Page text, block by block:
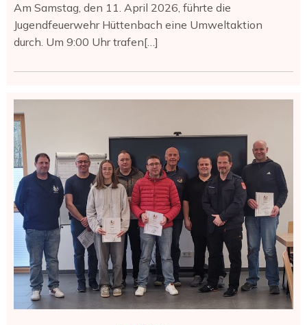
Am Samstag, den 11. April 2026, führte die
Jugendfeuerwehr Hüttenbach eine Umweltaktion
durch. Um 9:00 Uhr trafen[…]